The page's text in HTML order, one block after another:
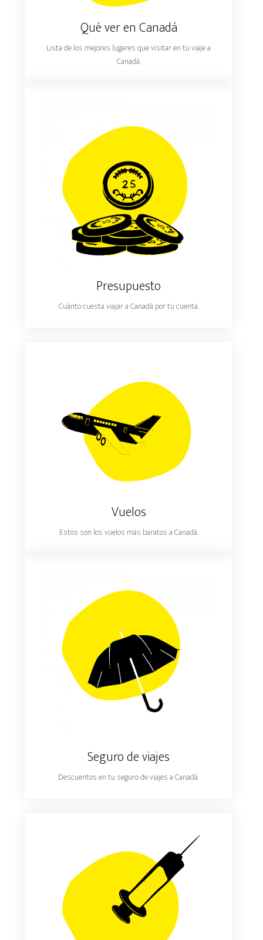
Qué ver en Canadá
Lista de los mejores lugares que visitar en tu viaje a
Canadá.
Presupuesto
Cuánto cuesta viajar a Canadá por tu cuenta.
Vuelos
Estos son los vuelos más baratos a Canadá.
Seguro de viajes
Descuentos en tu seguro de viajes a Canadá.